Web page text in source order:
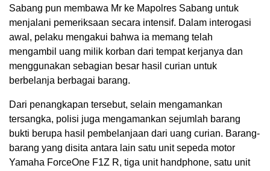
Sabang pun membawa Mr ke Mapolres Sabang untuk
menjalani pemeriksaan secara intensif. Dalam interogasi
awal, pelaku mengakui bahwa ia memang telah
mengambil uang milik korban dari tempat kerjanya dan
menggunakan sebagian besar hasil curian untuk
berbelanja berbagai barang.
Dari penangkapan tersebut, selain mengamankan
tersangka, polisi juga mengamankan sejumlah barang
bukti berupa hasil pembelanjaan dari uang curian. Barang-
barang yang disita antara lain satu unit sepeda motor
Yamaha ForceOne F1Z R, tiga unit handphone, satu unit